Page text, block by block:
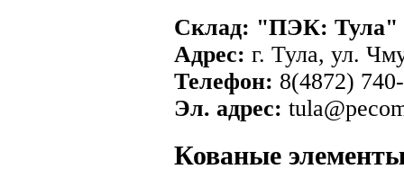
Склад: "ПЭК: Тула"
Адрес: г. Тула, ул.
Телефон: 8(4872)
Эл. адрес:
Кованые